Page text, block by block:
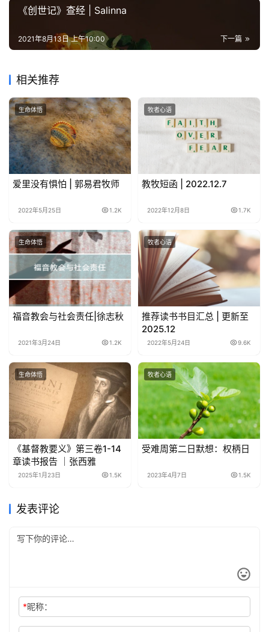
《创世记》查经 | Salinna
下一篇
2021年8月13日 上午10:00
相关推荐
生命体悟
爱里没有惧怕 | 郭易君牧师
2022年5月25日 1.2K
牧者心语
教牧短函 | 2022.12.7
2022年12月8日 1.7K
生命体悟
福音教会与社会责任|徐志秋
2021年3月24日 1.2K
牧者心语
推荐读书书目汇总 | 更新至
2025.12
2022年5月24日 9.6K
生命体悟
《基督教要义》第三卷1-14
章读书报告 ｜张西雅
2025年1月23日 1.5K
牧者心语
受难周第二日默想：权柄日
2023年4月7日 1.5K
发表评论
*昵称：